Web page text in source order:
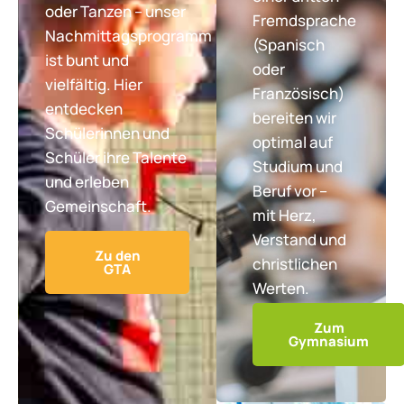
oder Tanzen – unser
Nachmittagsprogramm
ist bunt und
vielfältig. Hier
entdecken
Schülerinnen und
Schüler ihre Talente
und erleben
Gemeinschaft.
Zu den
GTA
Fremdsprache
(Spanisch
oder
Französisch)
bereiten wir
optimal auf
Studium und
Beruf vor –
mit Herz,
Verstand und
christlichen
Werten.
Zum
Gymnasium